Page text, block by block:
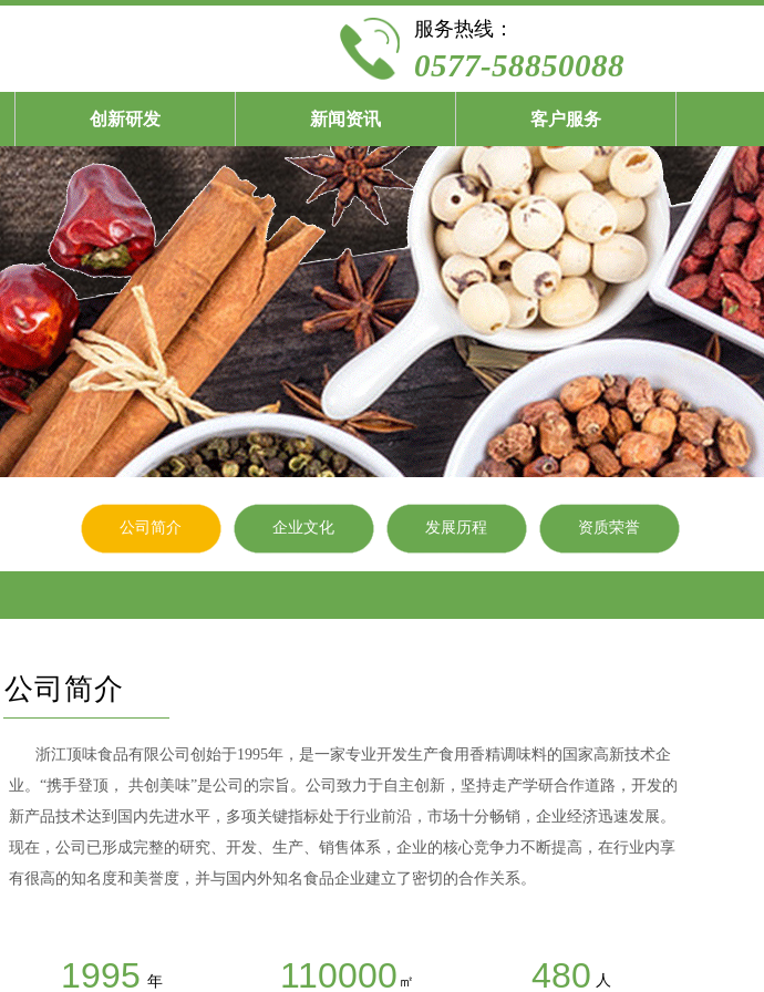
0577-58850088
服务热线：
创新研发 新闻资讯 客户服务
公司简介 企业文化 发展历程 资质荣誉
公司简介
浙江顶味食品有限公司创始于1995年，是一家专业开发生产食用香精调味料的国家高新技术企
业。“携手登顶， 共创美味”是公司的宗旨。公司致力于自主创新，坚持走产学研合作道路，开发的
新产品技术达到国内先进水平，多项关键指标处于行业前沿，市场十分畅销，企业经济迅速发展。
现在，公司已形成完整的研究、开发、生产、销售体系，企业的核心竞争力不断提高，在行业内享
有很高的知名度和美誉度， 并与国内外知名食品企业建立了密切的合作关系。
480
110000
1995 人
年 ㎡